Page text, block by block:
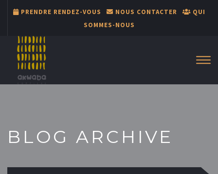
PRENDRE RENDEZ-VOUS NOUS CONTACTER
QUI
SOMMES-NOUS
BLOG ARCHIVE